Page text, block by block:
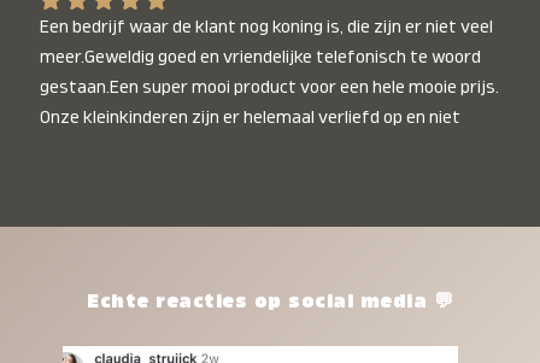
Een bedrijf waar de klant nog koning is, die zijn er niet veel
meer.Geweldig goed en vriendelijke telefonisch te woord
gestaan.Een super mooi product voor een hele mooie prijs.
Onze kleinkinderen zijn er helemaal verliefd op en niet
het waard.Echte reacties op social media 💬